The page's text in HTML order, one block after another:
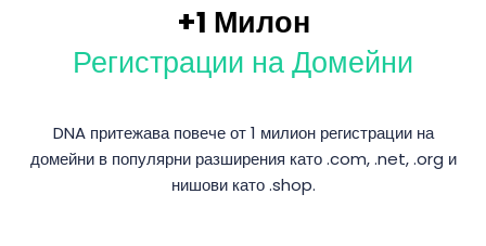
+1 Милон
Регистрации на Домейни
DNA притежава повече от 1 милион регистрации на
домейни в популярни разширения като .com, .net, .org и
нишови като .shop.